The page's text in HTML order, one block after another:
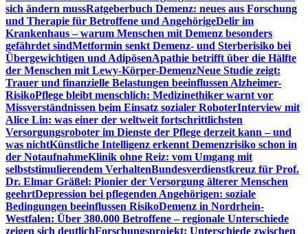
sich ändern mussRatgeberbuch Demenz: neues aus Forschung
und Therapie für Betroffene und AngehörigeDelir im
Krankenhaus – warum Menschen mit Demenz besonders
gefährdet sindMetformin senkt Demenz- und Sterberisiko bei
Übergewichtigen und AdipösenApathie betrifft über die Hälfte
der Menschen mit Lewy-Körper-DemenzNeue Studie zeigt:
Trauer und finanzielle Belastungen beeinflussen Alzheimer-
RisikoPflege bleibt menschlich: Medizinethiker warnt vor
Missverständnissen beim Einsatz sozialer RoboterInterview mit
Alice Lin: was einer der weltweit fortschrittlichsten
Versorgungsroboter im Dienste der Pflege derzeit kann – und
was nichtKünstliche Intelligenz erkennt Demenzrisiko schon in
der NotaufnahmeKlinik ohne Reiz: vom Umgang mit
selbststimulierendem VerhaltenBundesverdienstkreuz für Prof.
Dr. Elmar Gräßel: Pionier der Versorgung älterer Menschen
geehrtDepression bei pflegenden Angehörigen: soziale
Bedingungen beeinflussen RisikoDemenz in Nordrhein-
Westfalen: Über 380.000 Betroffene – regionale Unterschiede
zeigen sich deutlichForschungsprojekt: Unterschiede zwischen